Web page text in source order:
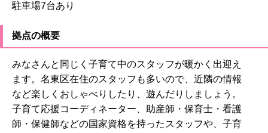
駐車場7台あり
拠点の概要
みなさんと同じく子育て中のスタッフが暖かく出迎え
ます。名東区在住のスタッフも多いので、近隣の情報
など楽しくおしゃべりしたり、遊んだりしましょう。
子育て応援コーディネーター、助産師・保育士・看護
師・保健師などの国家資格を持ったスタッフや、子育